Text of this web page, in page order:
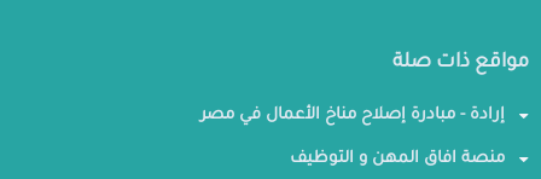
مواقع ذات صلة
إرادة - مبادرة إصلاح مناخ الأعمال في مصر
منصة افاق المهن و التوظيف